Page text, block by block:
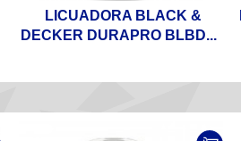
LICUADORA BLACK &
DECKER DURAPRO BLBD...